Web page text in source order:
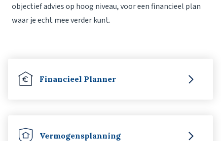
objectief advies op hoog niveau, voor een financieel plan
waar je echt mee verder kunt.
Financieel Planner
Vermogensplanning